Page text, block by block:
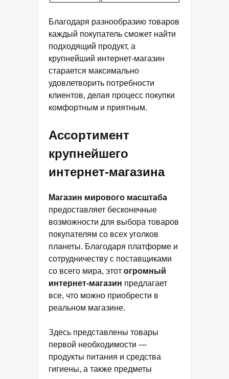
Благодаря разнообразию товаров
каждый покупатель сможет найти
подходящий продукт, а
крупнейший интернет-магазин
старается максимально
удовлетворить потребности
клиентов, делая процесс покупки
комфортным и приятным.
Ассортимент
крупнейшего
интернет-магазина
Магазин мирового масштаба
предоставляет бесконечные
возможности для выбора товаров
покупателям со всех уголков
планеты. Благодаря платформе и
сотрудничеству с поставщиками
со всего мира, этот огромный
интернет-магазин предлагает
все, что можно приобрести в
реальном магазине.
Здесь представлены товары
первой необходимости —
продукты питания и средства
гигиены, а также предметы